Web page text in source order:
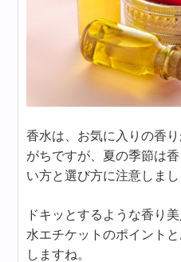
香水は、お気に入りの香
がちですが、夏の季節は
い方と選び方に注意しまし
ドキッとするような香り
水エチケットのポイント
しますね。